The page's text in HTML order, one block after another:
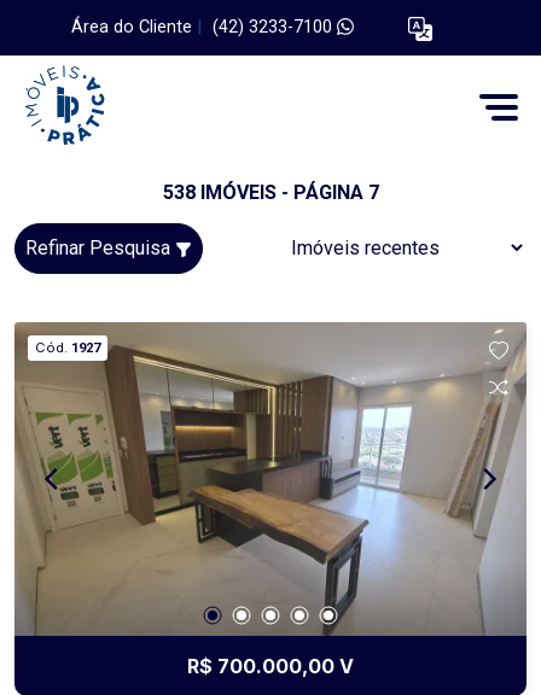
Área do Cliente (42) 3233-7100
538 IMÓVEIS - PÁGINA 7
Refinar Pesquisa
Cód. 1927
R$ 700.000,00 V